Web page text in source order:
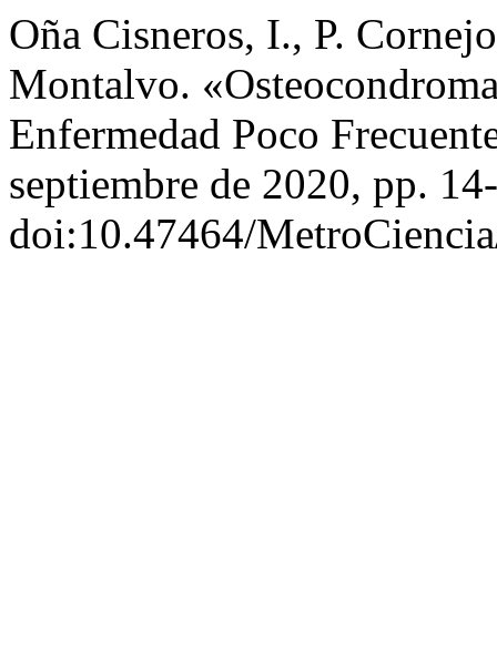
Oña Cisneros, I., P.
Montalvo.
Enfermedad Poco
septiembre de 2020, pp.
doi:10.47464/